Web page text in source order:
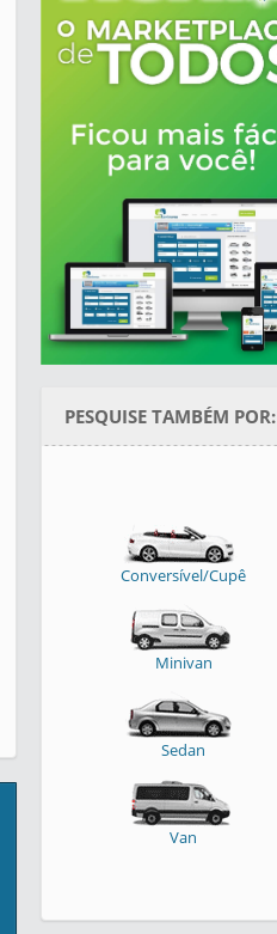
PESQUISE TAMBÉM POR:
Conversível/Cupê
Minivan
Sedan
Van